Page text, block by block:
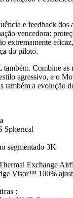
e feedback
vencedora:
extremamente
do piloto.
Combine as
agressivo, e o
também a evolução
Spherical
segmentado 3K
Exchange
Visor™ 100%
: